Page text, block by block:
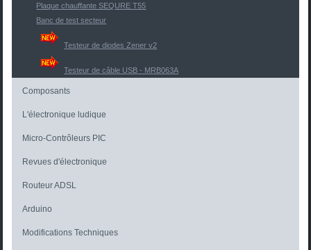
Plaque chauffante SEQURE T55
Banc de test secteur
Testeur de diodes Zener v2
Testeur de câble USB - MRB063A
Composants
L'électronique ludique
Micro-Contrôleurs PIC
Revues d'électronique
Routeur ADSL
Arduino
Modifications Techniques